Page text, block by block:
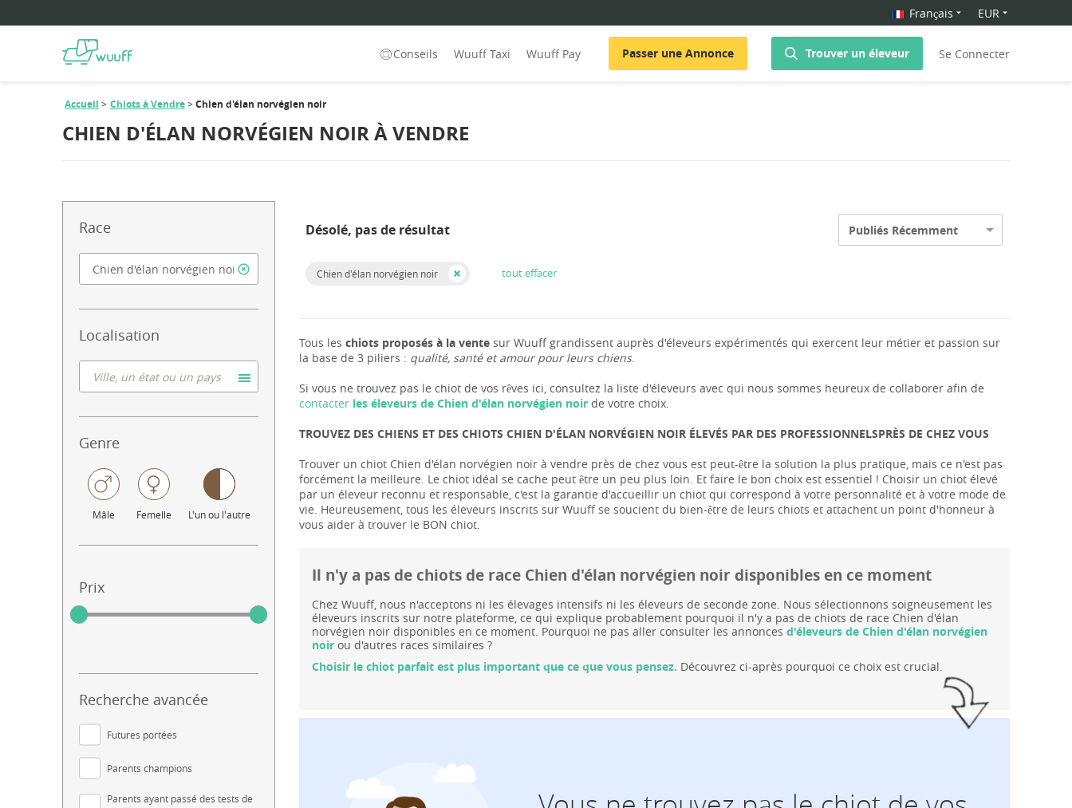
Français EUR
Conseils Wuuff Taxi Wuuff Pay Passer une Annonce Trouver un éleveur Se Connecter
Accueil Chiots à Vendre Chien d'élan norvégien noir
CHIEN D'ÉLAN NORVÉGIEN NOIR À VENDRE
Race
Localisation
Genre
Mâle Femelle L'un ou l'autre
Prix
Recherche avancée
Futures portées
Parents champions
Parents ayant passé des tests de
Désolé, pas de résultat Publiés Récemment
Chien d'élan norvégien noir tout effacer
Tous les chiots proposés à la vente sur Wuuff grandissent auprès d'éleveurs expérimentés qui exercent leur métier et passion sur
la base de 3 piliers : qualité, santé et amour pour leurs chiens.
Si vous ne trouvez pas le chiot de vos rêves ici, consultez la liste d'éleveurs avec qui nous sommes heureux de collaborer afin de
contacter les éleveurs de Chien d'élan norvégien noir de votre choix.
TROUVEZ DES CHIENS ET DES CHIOTS CHIEN D'ÉLAN NORVÉGIEN NOIR ÉLEVÉS PAR DES PROFESSIONNELSPRÈS DE CHEZ VOUS
Trouver un chiot Chien d'élan norvégien noir à vendre près de chez vous est peut-être la solution la plus pratique, mais ce n'est pas
forcément la meilleure. Le chiot idéal se cache peut être un peu plus loin. Et faire le bon choix est essentiel ! Choisir un chiot élevé
par un éleveur reconnu et responsable, c'est la garantie d'accueillir un chiot qui correspond à votre personnalité et à votre mode de
vie. Heureusement, tous les éleveurs inscrits sur Wuuff se soucient du bien-être de leurs chiots et attachent un point d'honneur à
vous aider à trouver le BON chiot.
Il n'y a pas de chiots de race Chien d'élan norvégien noir disponibles en ce moment
Chez Wuuff, nous n'acceptons ni les élevages intensifs ni les éleveurs de seconde zone. Nous sélectionnons soigneusement les
éleveurs inscrits sur notre plateforme, ce qui explique probablement pourquoi il n'y a pas de chiots de race Chien d'élan
norvégien noir disponibles en ce moment. Pourquoi ne pas aller consulter les annonces d'éleveurs de Chien d'élan norvégien
noir ou d'autres races similaires ?
Choisir le chiot parfait est plus important que ce que vous pensez. Découvrez ci-après pourquoi ce choix est crucial.